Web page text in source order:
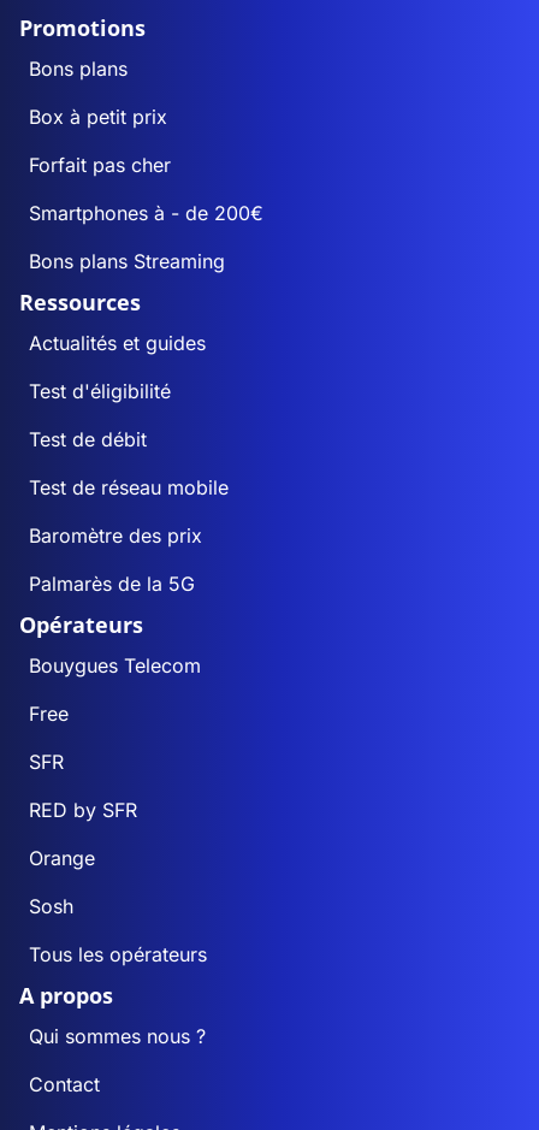
Promotions
Bons plans
Box à petit prix
Forfait pas cher
Smartphones à - de 200€
Bons plans Streaming
Ressources
Actualités et guides
Test d'éligibilité
Test de débit
Test de réseau mobile
Baromètre des prix
Palmarès de la 5G
Opérateurs
Bouygues Telecom
Free
SFR
RED by SFR
Orange
Sosh
Tous les opérateurs
A propos
Qui sommes nous ?
Contact